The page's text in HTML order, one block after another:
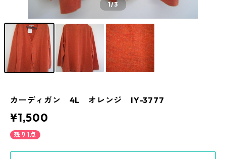
1/3
カーディガン 4L オレンジ IY-3777
¥1,500
残り1点